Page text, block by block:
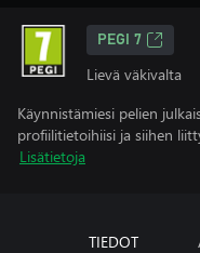
PEGI 7
Lievä väkivalta
Käynnistämiesi pelien
profiilitietoihiisi ja siihen
Lisätietoja
TIEDOT